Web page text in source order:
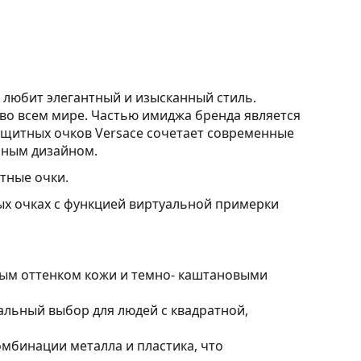
элегантный и изысканный стиль.
всем мире. Частью имиджа бренда является
очков Versace сочетает современные
дизайном.
очки.
очках с функцией виртуальной примерки
оттенком кожи и темно- каштановыми
выбор для людей с квадратной,
металла и пластика, что